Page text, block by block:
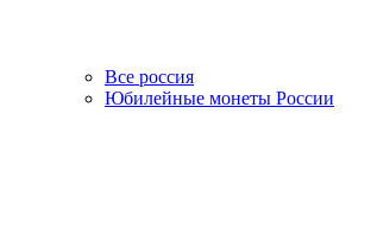
Все россия
Юбилейные монеты России